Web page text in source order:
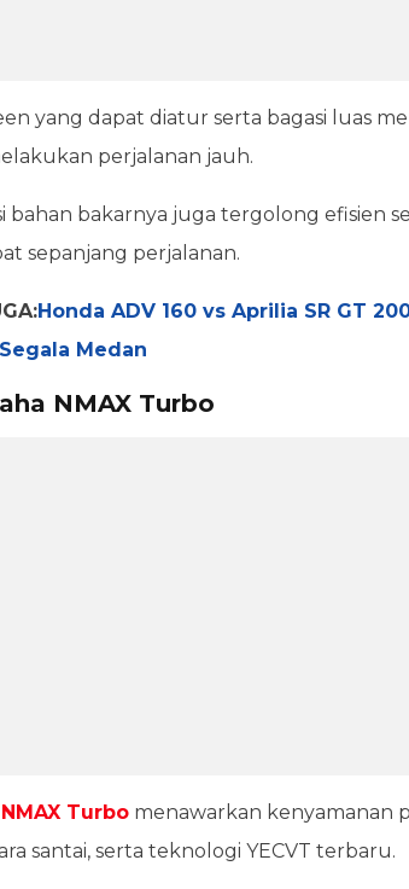
yang dapat diatur serta bagasi luas
perjalanan jauh.
bahan bakarnya juga tergolong efisien
sepanjang perjalanan.
Honda ADV 160 vs Aprilia SR GT
Medan
NMAX Turbo
Turbo menawarkan kenyamanan
santai, serta teknologi YECVT terbaru.